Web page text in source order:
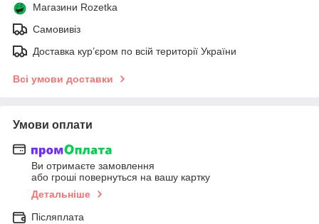
Магазини Rozetka
Самовивіз
Доставка кур’єром по всій території України
Всі умови доставки
Умови оплати
Ви отримаєте замовлення
або гроші повернуться на вашу картку
Детальніше
Післяплата